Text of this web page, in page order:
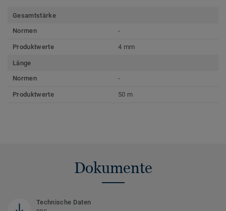
Gesamtstärke
Normen
-
Produktwerte 4 mm
Länge
Normen
-
Produktwerte 50 m
Dokumente
Technische Daten